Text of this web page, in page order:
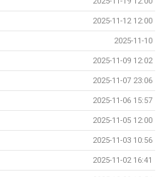
2025-11-12 12:00
2025-11-10
2025-11-09 12:02
2025-11-07 23:06
2025-11-06 15:57
2025-11-05 12:00
2025-11-03 10:56
2025-11-02 16:41